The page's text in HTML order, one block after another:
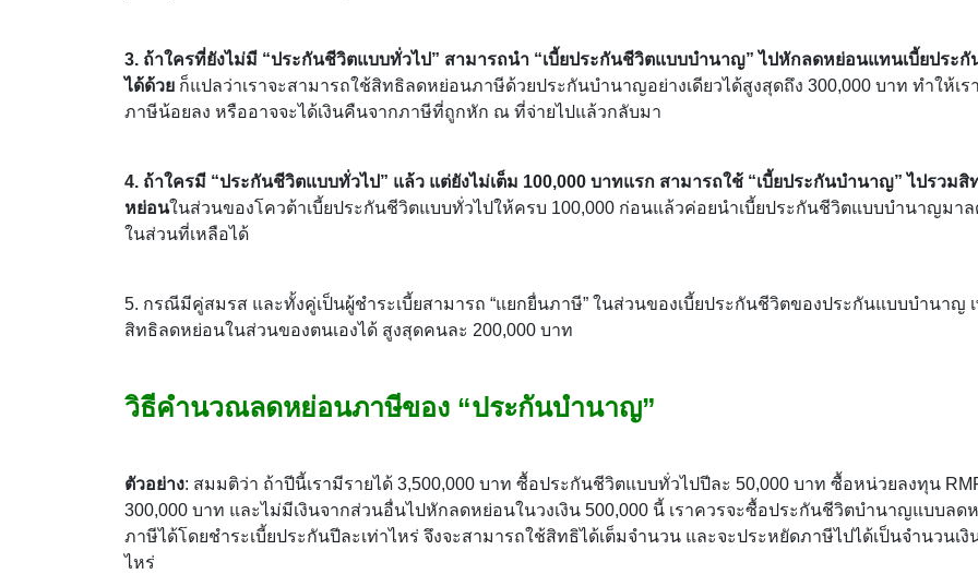
3. ถ้าใครที่ยังไม่มี “ประกันชีวิตแบบทั่วไป” สามารถนำ “เบี้ยประกันชีวิตแบบบำนาญ” ไปหักลดหย่อนแทนเบี้ยประกั
ได้ด้วย ก็แปลว่าเราจะสามารถใช้สิทธิลดหย่อนภาษีด้วยประกันบำนาญอย่างเดียวได้สูงสุดถึง 300,000 บาท ทำให้เร
ภาษีน้อยลง หรืออาจจะได้เงินคืนจากภาษีที่ถูกหัก ณ ที่จ่ายไปแล้วกลับมา
4. ถ้าใครมี “ประกันชีวิตแบบทั่วไป” แล้ว แต่ยังไม่เต็ม 100,000 บาทแรก สามารถใช้ “เบี้ยประกันบำนาญ” ไปรวมสิ
หย่อนในส่วนของโควต้าเบี้ยประกันชีวิตแบบทั่วไปให้ครบ 100,000 ก่อนแล้วค่อยนำเบี้ยประกันชีวิตแบบบำนาญมา
ในส่วนที่เหลือได้
5. กรณีมีคู่สมรส และทั้งคู่เป็นผู้ชำระเบี้ยสามารถ “แยกยื่นภาษี” ในส่วนของเบี้ยประกันชีวิตของประกันแบบบำนาญ
สิทธิลดหย่อนในส่วนของตนเองได้ สูงสุดคนละ 200,000 บาท
วิธีคำนวณลดหย่อนภาษีของ “ประกันบำนาญ”
ตัวอย่าง: สมมติว่า ถ้าปีนี้เรามีรายได้ 3,500,000 บาท ซื้อประกันชีวิตแบบทั่วไปปีละ 50,000 บาท ซื้อหน่วยลงทุน
300,000 บาท และไม่มีเงินจากส่วนอื่นไปหักลดหย่อนในวงเงิน 500,000 นี้ เราควรจะซื้อประกันชีวิตบำนาญแบบลด
ภาษีได้โดยชำระเบี้ยประกันปีละเท่าไหร่ จึงจะสามารถใช้สิทธิได้เต็มจำนวน และจะประหยัดภาษีไปได้เป็นจำนวนเงิ
ไหร่